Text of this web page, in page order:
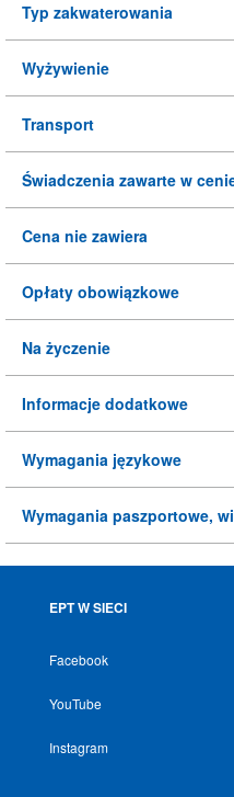
Typ zakwaterowania
Wyżywienie
Transport
Świadczenia zawarte w
Cena nie zawiera
Opłaty obowiązkowe
Na życzenie
Informacje dodatkowe
Wymagania językowe
Wymagania paszportowe,
EPT W SIECI
Facebook
YouTube
Instagram